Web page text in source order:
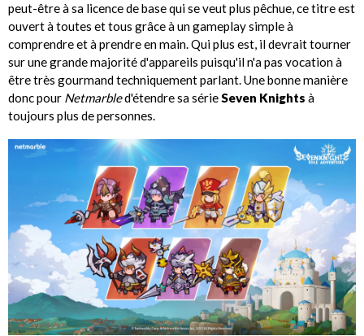
peut-être à sa licence de base qui se veut plus pêchue, ce titre est
ouvert à toutes et tous grâce à un gameplay simple à
comprendre et à prendre en main. Qui plus est, il devrait tourner
sur une grande majorité d'appareils puisqu'il n'a pas vocation à
être très gourmand techniquement parlant. Une bonne manière
donc pour Netmarbled'étendre sa sérieSeven Knights à
toujours plus de personnes.